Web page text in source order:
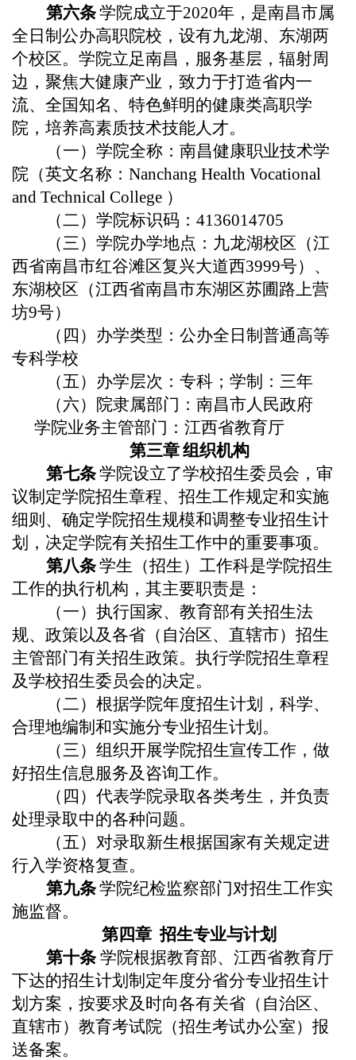
第六条学院成立于2020年，是南昌市属
全日制公办高职院校，设有九龙湖、东湖两
个校区。学院立足南昌，服务基层，辐射周
边，聚焦大健康产业，致力于打造省内一
流、全国知名、特色鲜明的健康类高职学
院，培养高素质技术技能人才。
（一） 学院全称：南昌健康职业技术学
院 （英文名称：Nanchang Health Vocational
and Technical College ）
（二） 学院标识码 ： 4136014705
（三） 学院办学地点 ： 九龙湖校区（江
西省南昌市红谷滩区复兴大道西3999号）、
东湖校区（江西省南昌市东湖区苏圃路上营
坊9号）
（四）办学类型 ：公办全日制普通高等
专科学校
（五）办学层次：专科；学制：三年
（六）院隶属部门：南昌市人民政府
学院业务主管部门：江西省教育厅
第三章组织机构
第七条学院设立了学校招生委员会，审
议制定学院招生章程、招生工作规定和实施
细则、确定学院招生规模和调整专业招生计
划，决定学院有关招生工作中的重要事项。
第八条学生（招生）工作科是学院招生
工作的执行机构，其主要职责是：
（一）执行国家、教育部有关招生法
规、政策以及各省（ 自治区、直辖市）招生
主管部门有关招生政策。执行学院招生章程
及学校招生委员会的决定。
（二）根据学院年度招生计划，科学、
合理地编制和实施分专业招生计划。
（三）组织开展学院招生宣传工作，做
好招生信息服务及咨询工作。
（四）代表学院录取各类考生，并负责
处理录取中的各种问题。
（五）对录取新生根据国家有关规定进
行入学资格复查。
第九条学院纪检监察部门对招生工作实
施监督。
第四章 招生专业与计划
第十条 学院根据教育部、江西省教育厅
下达的招生计划制定年度分省分专业招生计
划方案，按要求及时向各有关省（自治区、
直辖市）教育考试院（招生考试办公室）报
送备案。